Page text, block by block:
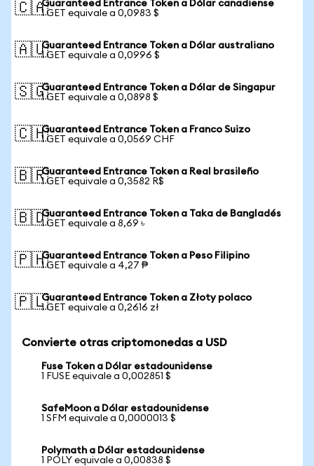
🇨🇦Guaranteed Entrance Token a Dólar canadiense
1 GET equivale a 0,0983 $
🇦🇺Guaranteed Entrance Token a Dólar australiano
1 GET equivale a 0,0996 $
🇸🇬Guaranteed Entrance Token a Dólar de Singapur
1 GET equivale a 0,0898 $
🇨🇭Guaranteed Entrance Token a Franco Suizo
1 GET equivale a 0,0569 CHF
🇧🇷Guaranteed Entrance Token a Real brasileño
1 GET equivale a 0,3582 R$
🇧🇩Guaranteed Entrance Token a Taka de Bangladés
1 GET equivale a 8,69 ৳
🇵🇭Guaranteed Entrance Token a Peso Filipino
1 GET equivale a 4,27 ₱
🇵🇱Guaranteed Entrance Token a Złoty polaco
1 GET equivale a 0,2616 zł
Convierte otras criptomonedas a USD
Fuse Token a Dólar estadounidense
1 FUSE equivale a 0,002851 $
SafeMoon a Dólar estadounidense
1 SFM equivale a 0,0000013 $
Polymath a Dólar estadounidense
1 POLY equivale a 0,00838 $